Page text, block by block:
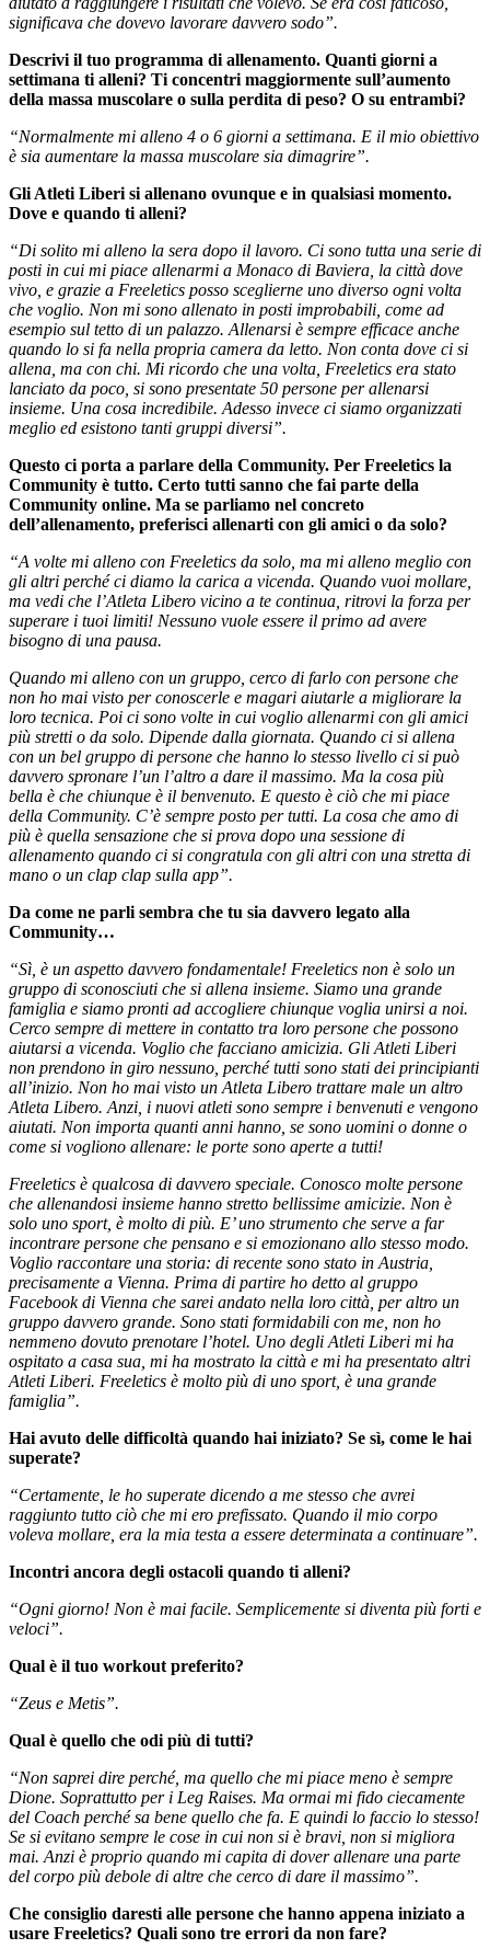
significava che dovevo lavorare davvero sodo”.
Descrivi il tuo programma di allenamento. Quanti giorni a
settimana ti alleni? Ti concentri maggiormente sull’aumento
della massa muscolare o sulla perdita di peso? O su entrambi?
“Normalmente mi alleno 4 o 6 giorni a settimana. E il mio obiettivo
è sia aumentare la massa muscolare sia dimagrire”.
Gli Atleti Liberi si allenano ovunque e in qualsiasi momento.
Dove e quando ti alleni?
“Di solito mi alleno la sera dopo il lavoro. Ci sono tutta una serie di
posti in cui mi piace allenarmi a Monaco di Baviera, la città dove
vivo, e grazie a Freeletics posso sceglierne uno diverso ogni volta
che voglio. Non mi sono allenato in posti improbabili, come ad
esempio sul tetto di un palazzo. Allenarsi è sempre efficace anche
quando lo si fa nella propria camera da letto. Non conta dove ci si
allena, ma con chi. Mi ricordo che una volta, Freeletics era stato
lanciato da poco, si sono presentate 50 persone per allenarsi
insieme. Una cosa incredibile. Adesso invece ci siamo organizzati
meglio ed esistono tanti gruppi diversi”.
Questo ci porta a parlare della Community. Per Freeletics la
Community è tutto. Certo tutti sanno che fai parte della
Community online. Ma se parliamo nel concreto
dell’allenamento, preferisci allenarti con gli amici o da solo?
“A volte mi alleno con Freeletics da solo, ma mi alleno meglio con
gli altri perché ci diamo la carica a vicenda. Quando vuoi mollare,
ma vedi che l’Atleta Libero vicino a te continua, ritrovi la forza per
superare i tuoi limiti! Nessuno vuole essere il primo ad avere
bisogno di una pausa.
Quando mi alleno con un gruppo, cerco di farlo con persone che
non ho mai visto per conoscerle e magari aiutarle a migliorare la
loro tecnica. Poi ci sono volte in cui voglio allenarmi con gli amici
più stretti o da solo. Dipende dalla giornata. Quando ci si allena
con un bel gruppo di persone che hanno lo stesso livello ci si può
davvero spronare l’un l’altro a dare il massimo. Ma la cosa più
bella è che chiunque è il benvenuto. E questo è ciò che mi piace
della Community. C’è sempre posto per tutti. La cosa che amo di
più è quella sensazione che si prova dopo una sessione di
allenamento quando ci si congratula con gli altri con una stretta di
mano o un clap clap sulla app”.
Da come ne parli sembra che tu sia davvero legato alla
Community…
“Sì, è un aspetto davvero fondamentale! Freeletics non è solo un
gruppo di sconosciuti che si allena insieme. Siamo una grande
famiglia e siamo pronti ad accogliere chiunque voglia unirsi a noi.
Cerco sempre di mettere in contatto tra loro persone che possono
aiutarsi a vicenda. Voglio che facciano amicizia. Gli Atleti Liberi
non prendono in giro nessuno, perché tutti sono stati dei principianti
all’inizio. Non ho mai visto un Atleta Libero trattare male un altro
Atleta Libero. Anzi, i nuovi atleti sono sempre i benvenuti e vengono
aiutati. Non importa quanti anni hanno, se sono uomini o donne o
come si vogliono allenare: le porte sono aperte a tutti!
Freeletics è qualcosa di davvero speciale. Conosco molte persone
che allenandosi insieme hanno stretto bellissime amicizie. Non è
solo uno sport, è molto di più. E’ uno strumento che serve a far
incontrare persone che pensano e si emozionano allo stesso modo.
Voglio raccontare una storia: di recente sono stato in Austria,
precisamente a Vienna. Prima di partire ho detto al gruppo
Facebook di Vienna che sarei andato nella loro città, per altro un
gruppo davvero grande. Sono stati formidabili con me, non ho
nemmeno dovuto prenotare l’hotel. Uno degli Atleti Liberi mi ha
ospitato a casa sua, mi ha mostrato la città e mi ha presentato altri
Atleti Liberi. Freeletics è molto più di uno sport, è una grande
famiglia”.
Hai avuto delle difficoltà quando hai iniziato? Se sì, come le hai
superate?
“Certamente, le ho superate dicendo a me stesso che avrei
raggiunto tutto ciò che mi ero prefissato. Quando il mio corpo
voleva mollare, era la mia testa a essere determinata a continuare”.
Incontri ancora degli ostacoli quando ti alleni?
“Ogni giorno! Non è mai facile. Semplicemente si diventa più forti e
veloci”.
Qual è il tuo workout preferito?
“Zeus e Metis”.
Qual è quello che odi più di tutti?
“Non saprei dire perché, ma quello che mi piace meno è sempre
Dione. Soprattutto per i Leg Raises. Ma ormai mi fido ciecamente
del Coach perché sa bene quello che fa. E quindi lo faccio lo stesso!
Se si evitano sempre le cose in cui non si è bravi, non si migliora
mai. Anzi è proprio quando mi capita di dover allenare una parte
del corpo più debole di altre che cerco di dare il massimo”.
Che consiglio daresti alle persone che hanno appena iniziato a
usare Freeletics? Quali sono tre errori da non fare?